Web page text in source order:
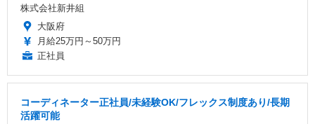
株式会社新井組
大阪府
月給25万円～50万円
正社員
コーディネーター正社員/未経験OK/フレックス制度あり/長期
活躍可能